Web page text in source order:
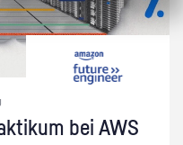
bei AWS